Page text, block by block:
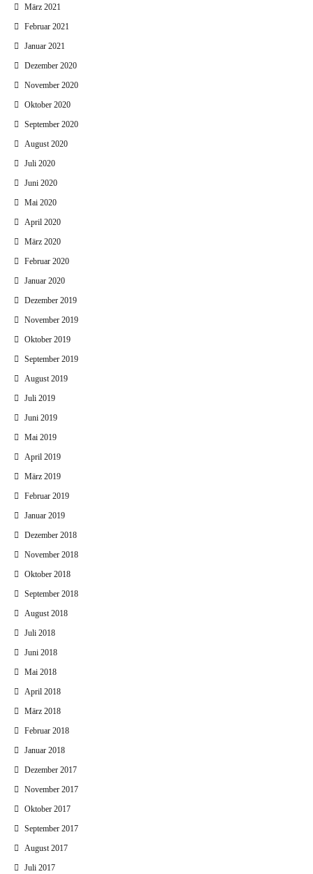
März 2021
Februar 2021
Januar 2021
Dezember 2020
November 2020
Oktober 2020
September 2020
August 2020
Juli 2020
Juni 2020
Mai 2020
April 2020
März 2020
Februar 2020
Januar 2020
Dezember 2019
November 2019
Oktober 2019
September 2019
August 2019
Juli 2019
Juni 2019
Mai 2019
April 2019
März 2019
Februar 2019
Januar 2019
Dezember 2018
November 2018
Oktober 2018
September 2018
August 2018
Juli 2018
Juni 2018
Mai 2018
April 2018
März 2018
Februar 2018
Januar 2018
Dezember 2017
November 2017
Oktober 2017
September 2017
August 2017
Juli 2017